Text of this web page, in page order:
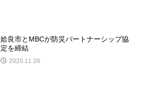
姶良市とMBCが防災パートナーシップ協
定を締結
2020.11.26